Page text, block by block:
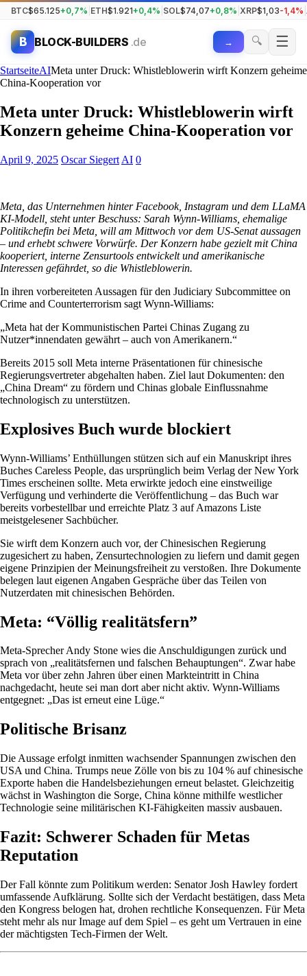
BTC$65.125+0,7% ETH$1.921+0,4% SOL$74,07+0,8% XRP$1,03-1,4%
B BLOCK-BUILDERS .de → 🔍 ☰
StartseiteAIMeta unter Druck: Whistleblowerin wirft Konzern geheime
China-Kooperation vor
Meta unter Druck: Whistleblowerin wirft
Konzern geheime China-Kooperation vor
April 9, 2025 Oscar Siegert AI 0
Meta, das Unternehmen hinter Facebook, Instagram und dem LLaMA
KI-Modell, steht unter Beschuss: Sarah Wynn-Williams, ehemalige
Politikchefin bei Meta, will am Mittwoch vor dem US-Senat aussagen
– und erhebt schwere Vorwürfe. Der Konzern habe gezielt mit China
kooperiert, interne Zensurtools entwickelt und amerikanische
Interessen gefährdet, so die Whistleblowerin.
In ihren vorbereiteten Aussagen für den Judiciary Subcommittee on
Crime and Counterterrorism sagt Wynn-Williams:
„Meta hat der Kommunistischen Partei Chinas Zugang zu
Nutzer*innendaten gewährt – auch von Amerikanern.“
Bereits 2015 soll Meta interne Präsentationen für chinesische
Regierungsvertreter abgehalten haben. Ziel laut Dokumenten: den
„China Dream“ zu fördern und Chinas globale Einflussnahme
technologisch zu unterstützen.
Explosives Buch wurde blockiert
Wynn-Williams’ Enthüllungen stützen sich auf ein Manuskript ihres
Buches Careless People, das ursprünglich beim Verlag der New York
Times erscheinen sollte. Meta erwirkte jedoch eine einstweilige
Verfügung und verhinderte die Veröffentlichung – das Buch war
bereits vorbestellbar und erreichte Platz 3 auf Amazons Liste
meistgelesener Sachbücher.
Sie wirft dem Konzern auch vor, der Chinesischen Regierung
zugesichert zu haben, Zensurtechnologien zu liefern und damit gegen
eigene Prinzipien der Meinungsfreiheit zu verstoßen. Ihre Dokumente
belegen laut eigenen Angaben Gespräche über das Teilen von
Nutzerdaten mit chinesischen Behörden.
Meta: “Völlig realitätsfern”
Meta-Sprecher Andy Stone wies die Anschuldigungen zurück und
sprach von „realitätsfernen und falschen Behauptungen“. Zwar habe
Meta vor über zehn Jahren über einen Markteintritt in China
nachgedacht, heute sei man dort aber nicht aktiv. Wynn-Williams
entgegnet: „Das ist erneut eine Lüge.“
Politische Brisanz
Die Aussage erfolgt inmitten wachsender Spannungen zwischen den
USA und China. Trumps neue Zölle von bis zu 104 % auf chinesische
Exporte haben die Handelsbeziehungen erneut belastet. Gleichzeitig
wächst in Washington die Sorge, China könne mithilfe westlicher
Technologie seine militärischen KI-Fähigkeiten massiv ausbauen.
Fazit: Schwerer Schaden für Metas
Reputation
Der Fall könnte zum Politikum werden: Senator Josh Hawley fordert
umfassende Aufklärung. Sollte sich der Verdacht bestätigen, dass Meta
den Kongress belogen hat, drohen rechtliche Konsequenzen. Für Meta
steht mehr als nur Image auf dem Spiel – es geht um Vertrauen in eine
der mächtigsten Tech-Firmen der Welt.